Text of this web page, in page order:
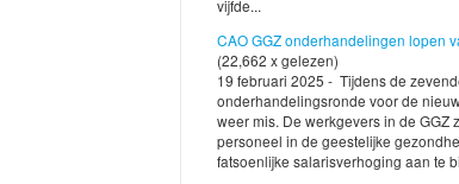
vijfde...
CAO GGZ onderhandelingen lopen
(22,662 x gelezen)
19 februari 2025 - Tijdens de
onderhandelingsronde voor de
weer mis. De werkgevers in de GGZ
personeel in de geestelijke
fatsoenlijke salarisverhoging aan te